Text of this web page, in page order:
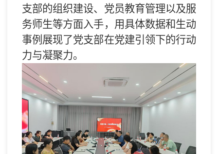
支部的组织建设、党员教育管理以及服
务师生等方面入手，用具体数据和生动
事例展现了党支部在党建引领下的行动
力与凝聚力。